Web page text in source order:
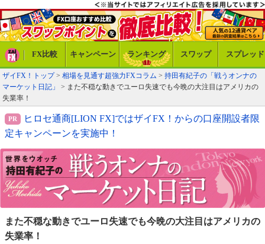
FX比較 キャンペーン ランキング スワップ スプレッド
ザイFX！トップ> 相場を見通す超強力FXコラム > 持田有紀子の「戦うオンナの
マーケット日記」
> また不穏な動きでユーロ失速でも今晩の大注目はアメリカの
失業率！
ヒロセ通商[LION FX]ではザイFX！からの口座開設者限
定キャンペーンを実施中！
また不穏な動きでユーロ失速でも今晩の大注目はアメリカの
失業率！